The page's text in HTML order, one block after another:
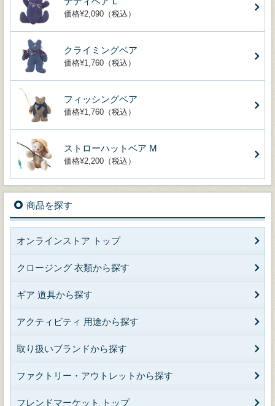
価格¥2,090（税込）
クライミングベア
価格¥1,760（税込）
フィッシングベア
価格¥1,760（税込）
ストローハットベア M
価格¥2,200（税込）
商品を探す
オンラインストア トップ
クロージング 衣類から探す
ギア 道具から探す
アクティビティ 用途から探す
取り扱いブランドから探す
ファクトリー・アウトレットから探す
フレンドマーケット トップ